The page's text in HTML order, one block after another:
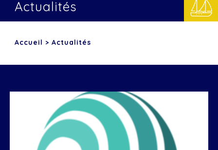
Actualités
Accueil > Actualités